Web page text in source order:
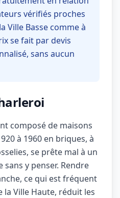
vérifiés proches
Ville Basse comme à
se fait par devis
sans aucun
composé de maisons
à 1960 en briques, à
se prête mal à un
y penser. Rendre
ce qui est fréquent
Ville Haute, réduit les